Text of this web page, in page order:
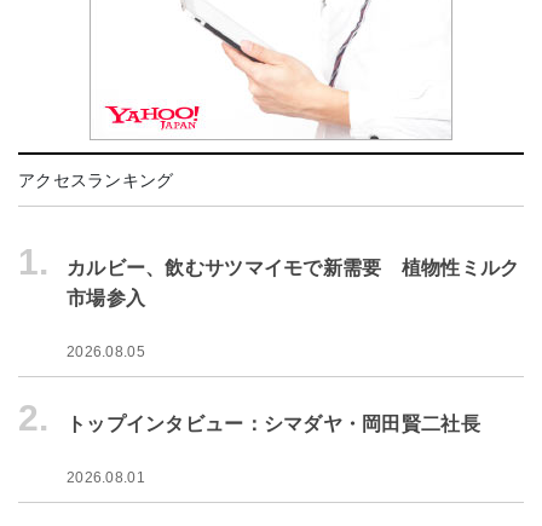
アクセスランキング
1.
カルビー、飲むサツマイモで新需要 植物性ミルク
市場参入
2026.08.05
2. トップインタビュー：シマダヤ・岡田賢二社長
2026.08.01